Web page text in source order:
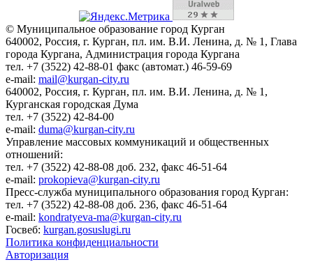
© Муниципальное образование город Курган
640002, Россия, г. Курган, пл. им. В.И. Ленина, д. № 1, Глава
города Кургана, Администрация города Кургана
тел. +7 (3522) 42-88-01 факс (автомат.) 46-59-69
e-mail: mail@kurgan-city.ru
640002, Россия, г. Курган, пл. им. В.И. Ленина, д. № 1,
Курганская городская Дума
тел. +7 (3522) 42-84-00
e-mail: duma@kurgan-city.ru
Управление массовых коммуникаций и общественных
отношений:
тел. +7 (3522) 42-88-08 доб. 232, факс 46-51-64
e-mail: prokopieva@kurgan-city.ru
Пресс-служба муниципального образования город Курган:
тел. +7 (3522) 42-88-08 доб. 236, факс 46-51-64
e-mail: kondratyeva-ma@kurgan-city.ru
Госвеб: kurgan.gosuslugi.ru
Политика конфиденциальности
Авторизация